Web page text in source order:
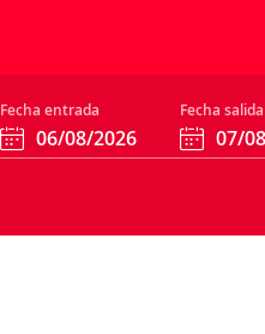
Fecha entrada Fecha salida